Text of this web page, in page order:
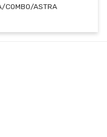
COMBO/ASTRA